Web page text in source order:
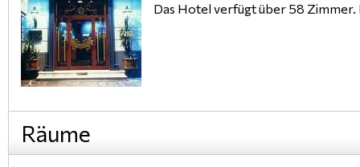
Das Hotel verfügt über 58 Zimmer.
Räume